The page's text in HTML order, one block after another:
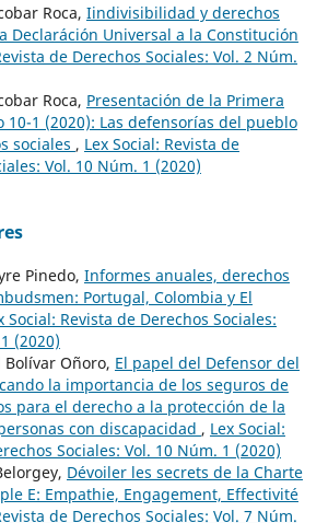
Roca, Iindivisibilidad y derechos
Declaráción Universal a la Constitución
de Derechos Sociales: Vol. 2 Núm.
Roca, Presentación de la Primera
10-1 (2020): Las defensorías del pueblo
sociales , Lex Social: Revista de
Vol. 10 Núm. 1 (2020)
Pinedo, Informes anuales, derechos
Portugal, Colombia y El
Social: Revista de Derechos Sociales:
(2020)
Bolívar Oñoro, El papel del Defensor del
la importancia de los seguros de
para el derecho a la protección de la
con discapacidad , Lex Social:
Sociales: Vol. 10 Núm. 1 (2020)
Dévoiler les secrets de la Charte
E: Empathie, Engagement, Effectivité
de Derechos Sociales: Vol. 7 Núm.